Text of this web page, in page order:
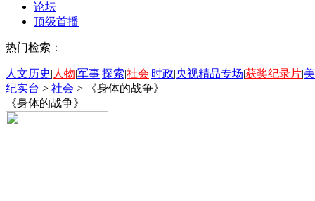
论坛
顶级首播
热门检索：
人文历史| 人物|军事|探索|社会|时政|央视精品专场|获奖纪录片|
纪实台 > 社会 >
《身体的战争》
《身体的战争》